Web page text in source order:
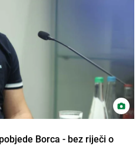
Borca - bez riječi o